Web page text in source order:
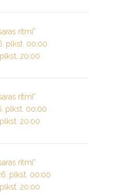
ritmi”
plkst. 00:00
20:00
ritmi”
plkst. 00:00
20:00
ritmi”
plkst. 00:00
20:00